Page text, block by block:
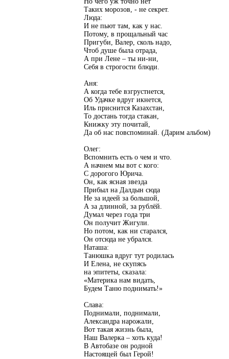
Таких морозов, - не секрет.
Люда:
И не пьют там, как у нас.
Потому, в прощальный час
Пригуби, Валер, сколь надо,
Чтоб душе была отрада,
А при Лене – ты ни-ни,
Себя в строгости блюди.
Аня:
А когда тебе взгрустнется,
Об Удачке вдруг икнется,
Иль приснится Казахстан,
То достань тогда стакан,
Книжку эту почитай,
Да об нас повспоминай. (Дарим альбом)
Олег:
Вспомнить есть о чем и что.
А начнем мы вот с кого:
С дорогого Юрича.
Он, как ясная звезда
Прибыл на Далдын сюда
Не за идеей за большой,
А за длинной, за рублёй.
Думал через года три
Он получит Жигули.
Но потом, как ни старался,
Он отсюда не убрался.
Наташа:
Танюшка вдруг тут родилась
И Елена, не скупясь
на эпитеты, сказала:
«Материка нам видать,
Будем Таню поднимать!»
Слава:
Поднимали, поднимали,
Александра нарожали,
Вот такая жизнь была,
Наш Валерка – хоть куда!
В Автобазе он родной
Настоящей был Герой!